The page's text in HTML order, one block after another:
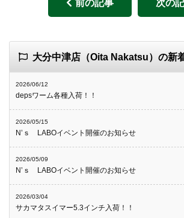
前の記事 次の
大分中津店（Oita Nakatsu）の新
2026/06/12
depsワーム各種入荷！！
2026/05/15
N’ｓ LABOイベント開催のお知らせ
2026/05/09
N’ｓ LABOイベント開催のお知らせ
2026/03/04
サカマタスイマー5.3インチ入荷！！